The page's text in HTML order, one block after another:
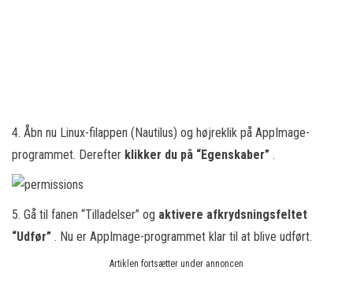
4. Åbn nu Linux-filappen (Nautilus) og højreklik på AppImage-
programmet. Derefter klikker du på “Egenskaber” .
5. Gå til fanen “Tilladelser” og aktivere afkrydsningsfeltet
“Udfør” . Nu er AppImage-programmet klar til at blive udført.
Artiklen fortsætter under annoncen